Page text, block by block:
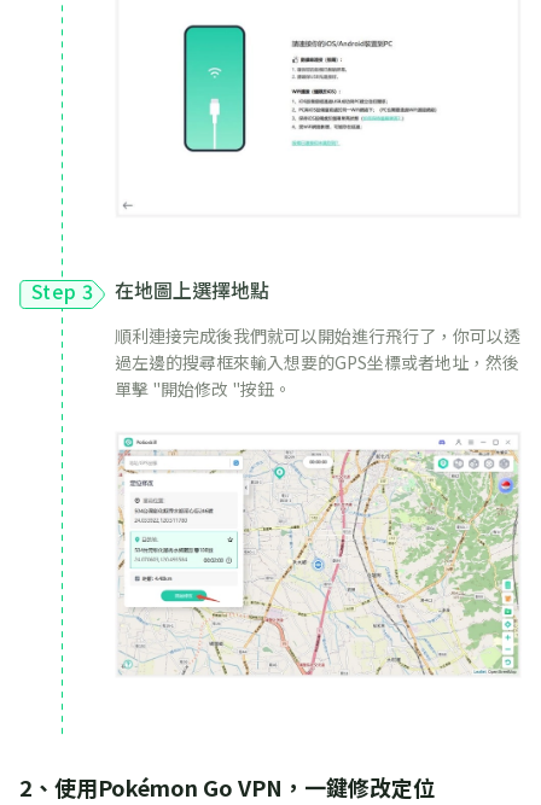
Step 3 在地圖上選擇地點
順利連接完成後我們就可以開始進行飛行了，你可以透
過左邊的搜尋框來輸入想要的GPS坐標或者地址，然後
單擊 "開始修改 "按鈕。
2、使用Pokémon Go VPN，一鍵修改定位